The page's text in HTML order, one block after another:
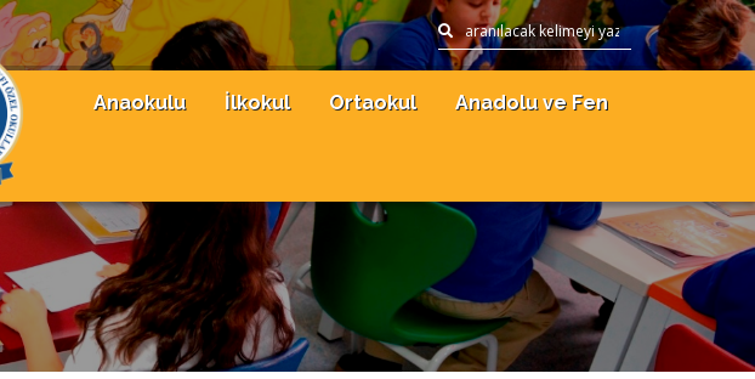
Anaokulu İlkokul Ortaokul Anadolu ve Fen